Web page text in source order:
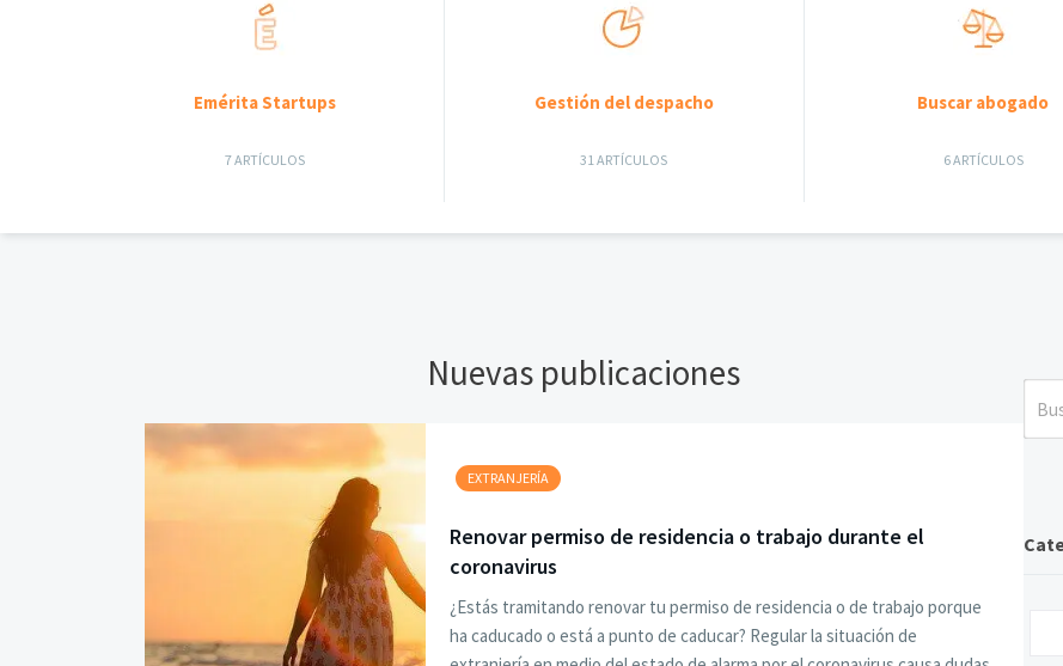
Emérita Startups
7 ARTÍCULOS
Gestión del despacho
31 ARTÍCULOS
Buscar abogado
6 ARTÍCULOS
Nuevas publicaciones
EXTRANJERÍA
Renovar permiso de residencia o trabajo durante el
coronavirus
¿Estás tramitando renovar tu permiso de residencia o de trabajo porque
ha caducado o está a punto de caducar? Regular la situación de